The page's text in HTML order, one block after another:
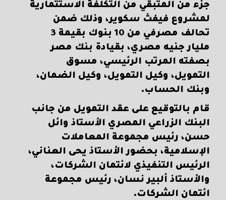
جزء من المتبقي من التكلفة الاستثمارية
لمشروع فيفث سكوير، وذلك ضمن
تحالف مصرفي من 10 بنوك بقيمة 3
مليار جنيه مصري، بقيادة بنك مصر
بصفته المرتب الرئيسي، مسوق
التمويل، وكيل التمويل، وكيل الضمان،
وبنك الحساب.
قام بالتوقيع على عقد التمويل من جانب
البنك الزراعي المصري الأستاذ وائل
حسن، رئيس مجموعة المعاملات
الإسلامية، بحضور الأستاذ يحى العناني،
الرئيس التنفيذي لائتمان الشركات،
والأستاذ ألبير نسان، رئيس مجموعة
ائتمان الشركات.